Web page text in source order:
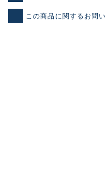
品）
※店頭展示時の置き傷が付いて
この商品に関するお問